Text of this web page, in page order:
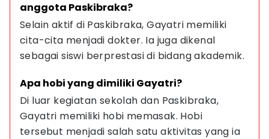
anggota Paskibraka?
Selain aktif di Paskibraka, Gayatri memiliki
cita-cita menjadi dokter. Ia juga dikenal
sebagai siswi berprestasi di bidang akademik.
Apa hobi yang dimiliki Gayatri?
Di luar kegiatan sekolah dan Paskibraka,
Gayatri memiliki hobi memasak. Hobi
tersebut menjadi salah satu aktivitas yang ia